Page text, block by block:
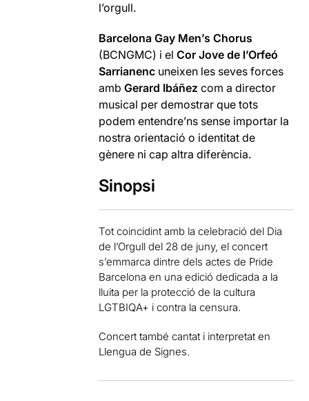
l’orgull.
Barcelona Gay Men’s Chorus
(BCNGMC) i elCor Jove de l’Orfeó
Sarrianenc uneixen les seves forces
ambGerard Ibáñez com a director
musical per demostrar que tots
podem entendre’ns sense importar la
nostra orientació o identitat de
gènere ni cap altra diferència.
Sinopsi
Tot coincidint amb la celebració del Dia
de l’Orgull del 28 de juny, el concert
s’emmarca dintre dels actes de Pride
Barcelona en una edició dedicada a la
lluita per la protecció de la cultura
LGTBIQA+ i contra la censura.
Concert també cantat i interpretat en
Llengua de Signes.